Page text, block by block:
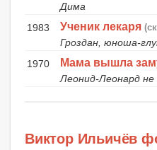
Дима
1983
Ученик лекаря
Гроздан, юноша-
1970
Мама вышла
Леонид-Леонард
Виктор Ильичёв